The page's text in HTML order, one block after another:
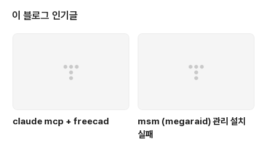
e" 203 (**) NVIDIA(0): Option..
이 블로그 인기글
claude mcp + freecad
msm (megaraid) 관리 설치
실패